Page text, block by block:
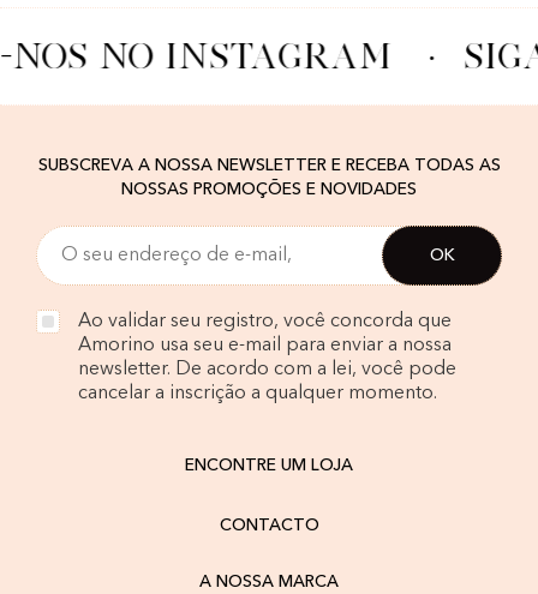
NOS NO INSTAGRAM ·
SUBSCREVA A NOSSA NEWSLETTER E RECEBA TODAS AS
NOSSAS PROMOÇÕES E NOVIDADES
Ao validar seu registro, você concorda que
Amorino usa seu e-mail para enviar a nossa
newsletter. De acordo com a lei, você pode
cancelar a inscrição a qualquer momento.
ENCONTRE UM LOJA
CONTACTO
A NOSSA MARCA